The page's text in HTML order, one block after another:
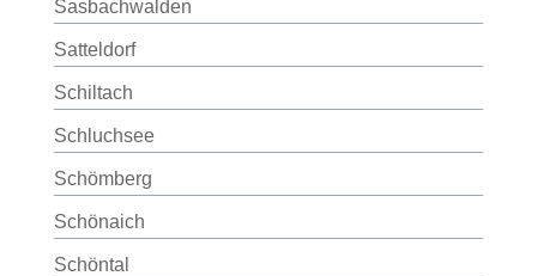
Sasbachwalden
Satteldorf
Schiltach
Schluchsee
Schömberg
Schönaich
Schöntal